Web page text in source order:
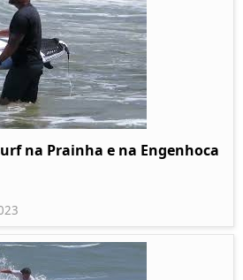
na Prainha e na Engenhoca